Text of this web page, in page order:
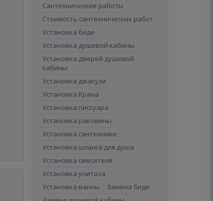
Сантехнические работы
Стоимость сантехнических работ
Установка биде
Установка душевой кабины
Установка дверей душевой
кабины
Установка джакузи
Установка Крана
Установка писсуара
Установка раковины
Установка сантехники
Установка шланга для душа
Установка смесителя
Установка унитаза
Установка ванны
Замена биде